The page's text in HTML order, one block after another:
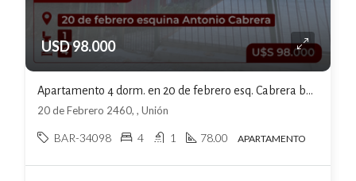
USD 98.000
Apartamento 4 dorm. en 20 de febrero esq. Cabrera barrio Union U$S98000
20 de Febrero 2460, , Unión
BAR-34098 4 1 78.00 APARTAMENTO